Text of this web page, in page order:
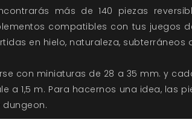
más de 140 piezas
compatibles con tus juegos
en hielo, naturaleza, subterráneos
con miniaturas de 28 a 35 mm. y
a 1,5 m. Para hacernos una idea, las
dungeon.